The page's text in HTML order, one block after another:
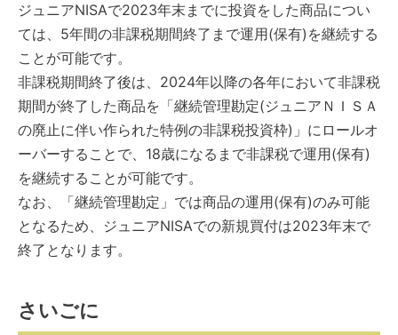
ジュニアNISAで2023年末までに投資をした商品につい
ては、5年間の非課税期間終了まで運用(保有)を継続する
ことが可能です。
非課税期間終了後は、2024年以降の各年において非課税
期間が終了した商品を「継続管理勘定(ジュニアＮＩＳＡ
の廃止に伴い作られた特例の非課税投資枠)」にロールオ
ーバーすることで、18歳になるまで非課税で運用(保有)
を継続することが可能です。
なお、「継続管理勘定」では商品の運用(保有)のみ可能
となるため、ジュニアNISAでの新規買付は2023年末で
終了となります。
さいごに